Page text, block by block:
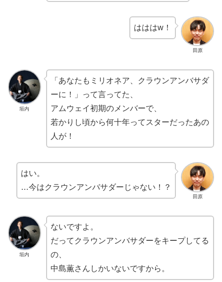
田原
はははw！
垣内
「あなたもミリオネア、クラウンアンバサダ
ーに！」って言ってた、
アムウェイ初期のメンバーで、
若かりし頃から何十年ってスターだったあの
人が！
田原
はい。
…今はクラウンアンバサダーじゃない！？
垣内
ないですよ。
だってクラウンアンバサダーをキープしてる
の、
中島薫さんしかいないですから。